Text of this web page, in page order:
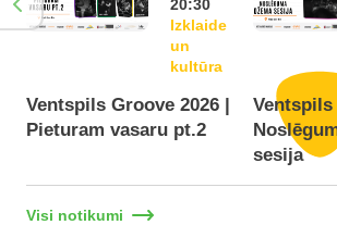
20:30
Izklaide
un
kultūra
Ventspils Groove 2026 |
Pieturam vasaru pt.2
Ventspils
sesija
Visi notikumi